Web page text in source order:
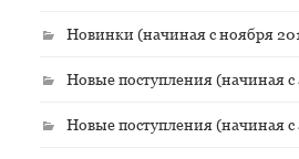
Новинки (начиная с ноября
Новые поступления (начиная с
Новые поступления (начиная